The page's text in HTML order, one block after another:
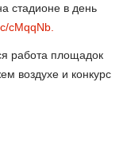
стадионе в день
cMqqNb.
работа площадок
воздухе и конкурс